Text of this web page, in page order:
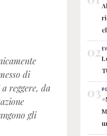
di
reggere, da
gli
02
03